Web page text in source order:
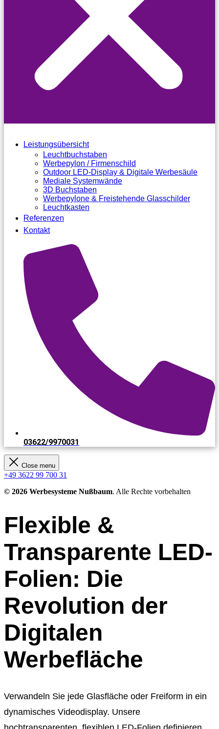
Leistungsübersicht
Leuchtbuchstaben
Werbepylon / Firmenschild
Outdoor LED-Display & Digitale Werbesäule
Mediale Systemwände
3D Buchstaben
Werbepylone & Freistehende Glasschilder
Leuchtkasten
Referenzen
Kontakt
03622/9970031​
Close menu
+49 3622 99 700 31
© 2026 Werbesysteme Nußbaum. Alle Rechte vorbehalten
Flexible &
Transparente LED-
Folien: Die
Revolution der
Digitalen
Werbefläche
Verwandeln Sie jede Glasfläche oder Freiform in ein
dynamisches Videodisplay. Unsere